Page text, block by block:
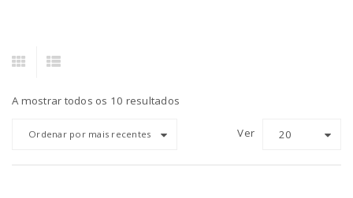
A mostrar todos os 10 resultados
Ordenar por mais recentes Ver 20